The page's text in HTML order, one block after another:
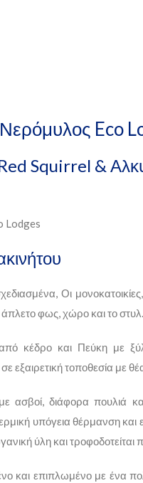
Eco
Squirrel &
Οι
φως, χώρο και το
κέδρο και Πεύκη με
σε εξαιρετική τοποθεσία με
ασβοί, διάφορα πουλιά και
υπόγεια θέρμανση και
ύλη και τροφοδοτείται
και επιπλωμένο με ένα